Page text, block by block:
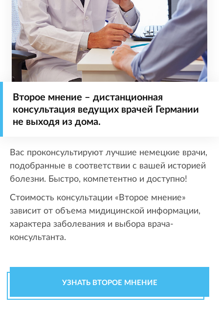
Второе мнение – дистанционная
консультация ведущих врачей Германии
не выходя из дома.
Вас проконсультируют лучшие немецкие врачи,
подобранные в соответствии с вашей историей
болезни. Быстро, компетентно и доступно!
Стоимость консультации «Второе мнение»
зависит от объема мидицинской информации,
характера заболевания и выбора врача-
консультанта.
УЗНАТЬ ВТОРОЕ МНЕНИЕ